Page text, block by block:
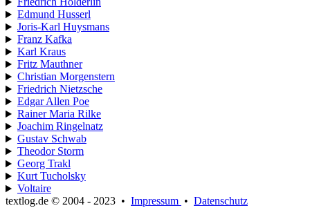
Edmund Husserl
Joris-Karl Huysmans
Franz Kafka
Karl Kraus
Fritz Mauthner
Christian Morgenstern
Friedrich Nietzsche
Edgar Allen Poe
Rainer Maria Rilke
Joachim Ringelnatz
Gustav Schwab
Theodor Storm
Georg Trakl
Kurt Tucholsky
Voltaire
textlog.de © 2004 - 2023 • Impressum • Datenschutz